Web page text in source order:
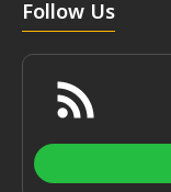
Follow Us